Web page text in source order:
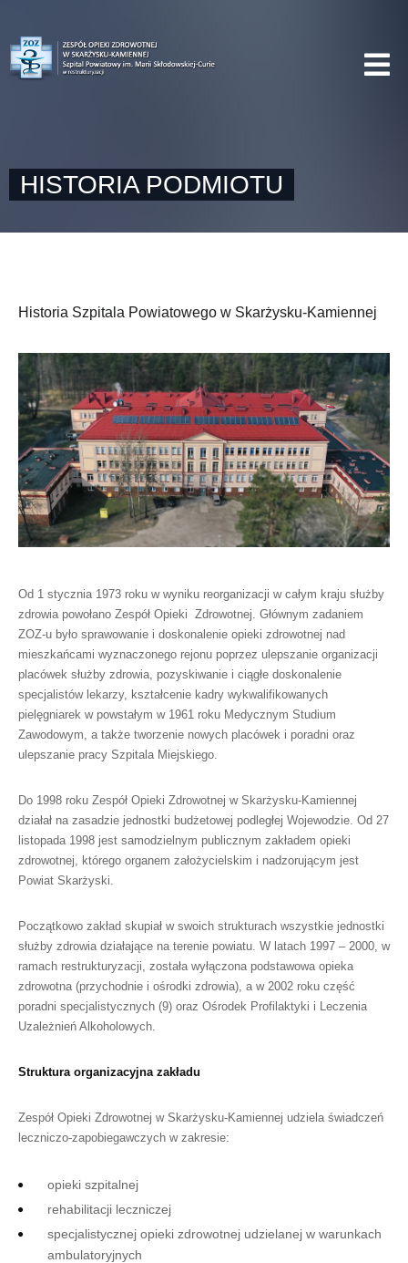
HISTORIA PODMIOTU
Historia Szpitala Powiatowego w Skarżysku-Kamiennej
Od 1 stycznia 1973 roku w wyniku reorganizacji w całym kraju służby
zdrowia powołano Zespół Opieki Zdrowotnej. Głównym zadaniem
ZOZ-u było sprawowanie i doskonalenie opieki zdrowotnej nad
mieszkańcami wyznaczonego rejonu poprzez ulepszanie organizacji
placówek służby zdrowia, pozyskiwanie i ciągłe doskonalenie
specjalistów lekarzy, kształcenie kadry wykwalifikowanych
pielęgniarek w powstałym w 1961 roku Medycznym Studium
Zawodowym, a także tworzenie nowych placówek i poradni oraz
ulepszanie pracy Szpitala Miejskiego.
Do 1998 roku Zespół Opieki Zdrowotnej w Skarżysku-Kamiennej
działał na zasadzie jednostki budżetowej podległej Wojewodzie. Od 27
listopada 1998 jest samodzielnym publicznym zakładem opieki
zdrowotnej, którego organem założycielskim i nadzorującym jest
Powiat Skarżyski.
Początkowo zakład skupiał w swoich strukturach wszystkie jednostki
służby zdrowia działające na terenie powiatu. W latach 1997 – 2000, w
ramach restrukturyzacji, została wyłączona podstawowa opieka
zdrowotna (przychodnie i ośrodki zdrowia), a w 2002 roku część
poradni specjalistycznych (9) oraz Ośrodek Profilaktyki i Leczenia
Uzależnień Alkoholowych.
Struktura organizacyjna zakładu
Zespół Opieki Zdrowotnej w Skarżysku-Kamiennej udziela świadczeń
leczniczo-zapobiegawczych w zakresie:
opieki szpitalnej
rehabilitacji leczniczej
specjalistycznej opieki zdrowotnej udzielanej w warunkach
ambulatoryjnych